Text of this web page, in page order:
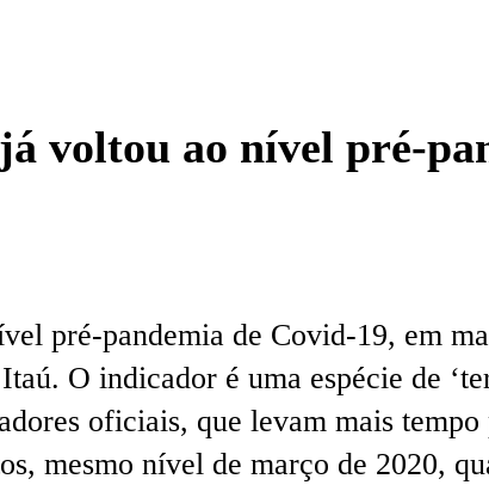
voltou ao nível pré-
pré-pandemia de Covid-19, em
O indicador é uma espécie de
oficiais, que levam mais
mesmo nível de março de 2020,